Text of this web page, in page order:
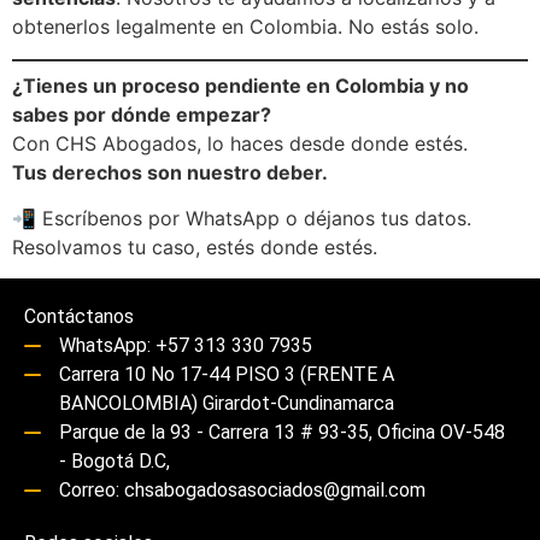
obtenerlos legalmente en Colombia. No estás solo.
¿Tienes un proceso pendiente en Colombia y no
sabes por dónde empezar?
Con CHS Abogados, lo haces desde donde estés.
Tus derechos son nuestro deber.
📲 Escríbenos por WhatsApp o déjanos tus datos.
Resolvamos tu caso, estés donde estés.
Contáctanos
WhatsApp: +57 313 330 7935
Carrera 10 No 17-44 PISO 3 (FRENTE A
BANCOLOMBIA) Girardot-Cundinamarca
Parque de la 93 - Carrera 13 # 93-35, Oficina OV-548
- Bogotá D.C,
Correo: chsabogadosasociados@gmail.com